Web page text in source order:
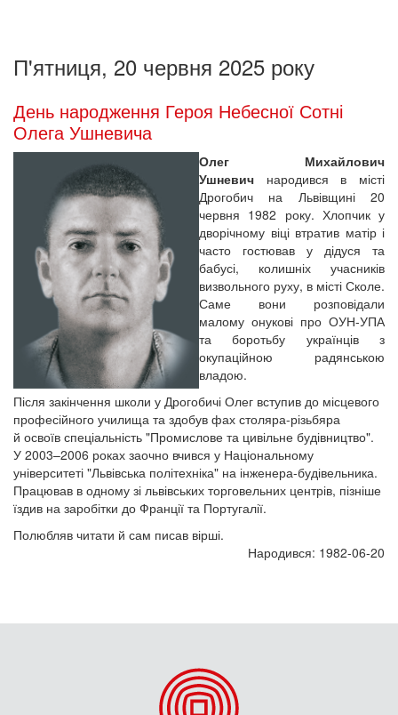
П'ятниця, 20 червня 2025 року
День народження Героя Небесної Сотні
Олега Ушневича
Олег Михайлович
Ушневич народився в місті
Дрогобич на Львівщині 20
червня 1982 року. Хлопчик у
дворічному віці втратив матір і
часто гостював у дідуся та
бабусі, колишніх учасників
визвольного руху, в місті Сколе.
Саме вони розповідали
малому онукові про ОУН-УПА
та боротьбу українців з
окупаційною радянською
владою.
Після закінчення школи у Дрогобичі Олег вступив до місцевого
професійного училища та здобув фах столяра-різьбяра
й освоїв спеціальність "Промислове та цивільне будівництво".
У 2003–2006 роках заочно вчився у Національному
університеті "Львівська політехніка" на інженера-будівельника.
Працював в одному зі львівських торговельних центрів, пізніше
їздив на заробітки до Франції та Португалії.
Полюбляв читати й сам писав вірші.
Народився: 1982-06-20